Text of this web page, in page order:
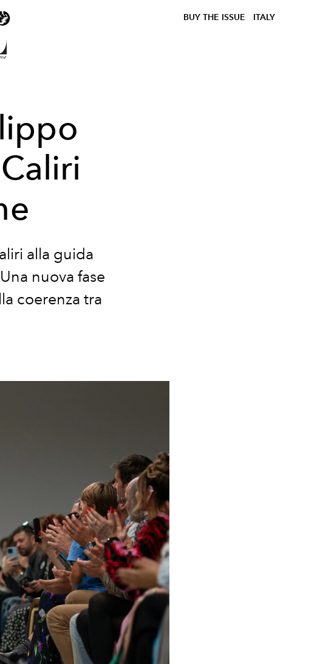
BUY THE ISSUE ITALY
alla guida
nuova fase
coerenza tra